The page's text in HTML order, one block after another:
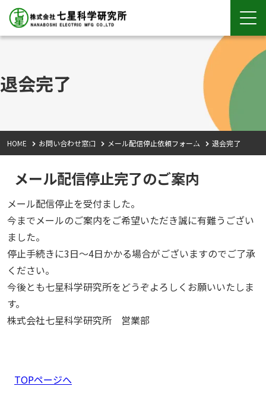
退会完了
HOME お問い合わせ窓口 メール配信停止依頼フォーム 退会完了
メール配信停止完了のご案内
メール配信停止を受付ました。
今までメールのご案内をご希望いただき誠に有難うござい
ました。
停止手続きに3日～4日かかる場合がございますのでご了承
ください。
今後とも七星科学研究所をどうぞよろしくお願いいたしま
す。
株式会社七星科学研究所 営業部
TOPページへ